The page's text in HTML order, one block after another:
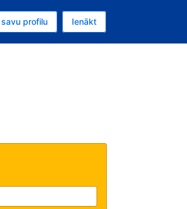
rezervējumu.
profilu Ienākt